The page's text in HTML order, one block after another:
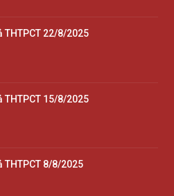
THTPCT 22/8/2025
THTPCT 15/8/2025
THTPCT 8/8/2025